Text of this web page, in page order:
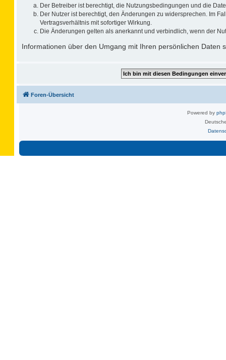
Der Betreiber ist berechtigt, die Nutzungsbedingungen und die
Der Nutzer ist berechtigt, den Änderungen zu widersprechen. Im
Vertragsverhältnis mit sofortiger Wirkung.
Die Änderungen gelten als anerkannt und verbindlich, wenn der
Informationen über den Umgang mit Ihren persönlichen Daten
Foren-Übersicht
Powered by